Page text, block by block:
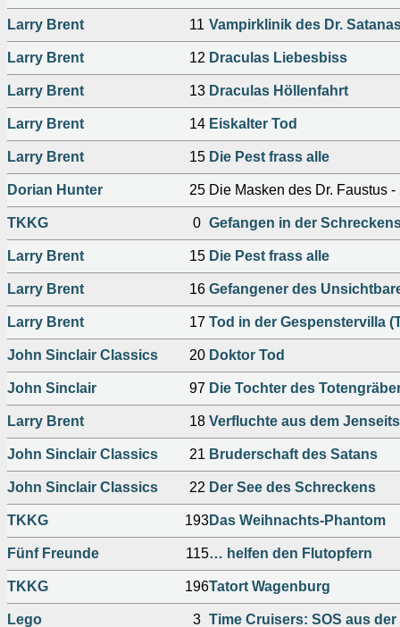
Larry Brent 11 Vampirklinik des Dr.
Larry Brent 12 Draculas Liebesbiss
Larry Brent 13 Draculas Höllenfahrt
Larry Brent 14 Eiskalter Tod
Larry Brent 15 Die Pest frass alle
Dorian Hunter 25 Die Masken des Dr. Faustus
TKKG 0 Gefangen in der
Larry Brent 15 Die Pest frass alle
Larry Brent 16 Gefangener des
Larry Brent 17 Tod in der Gespenstervilla
John Sinclair Classics 20 Doktor Tod
John Sinclair 97 Die Tochter des
Larry Brent 18 Verfluchte aus dem
John Sinclair Classics 21 Bruderschaft des Satans
John Sinclair Classics 22 Der See des Schreckens
TKKG 193Das Weihnachts-Phantom
Fünf Freunde 115… helfen den Flutopfern
TKKG 196Tatort Wagenburg
Lego 3 Time Cruisers: SOS aus